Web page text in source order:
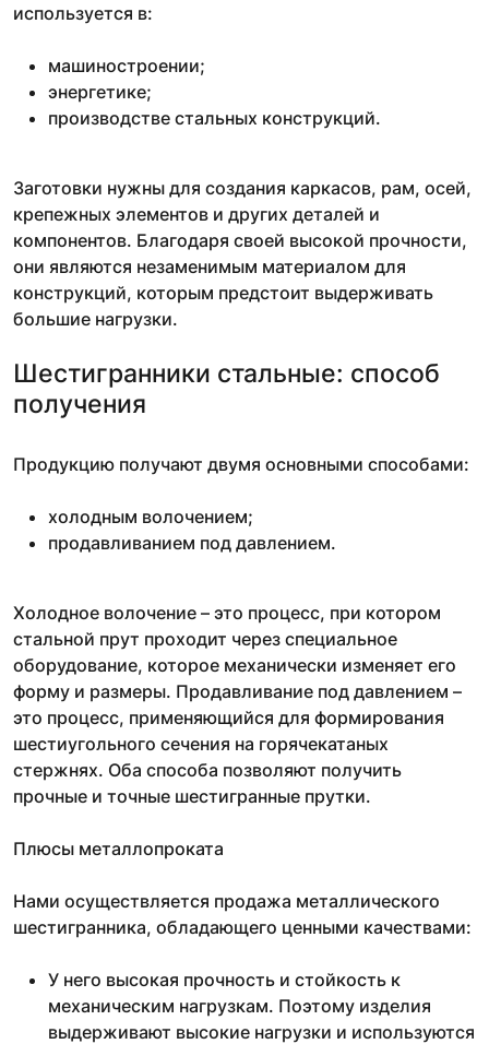
используется в:
машиностроении;
энергетике;
производстве стальных конструкций.
Заготовки нужны для создания каркасов, рам, осей,
крепежных элементов и других деталей и
компонентов. Благодаря своей высокой прочности,
они являются незаменимым материалом для
конструкций, которым предстоит выдерживать
большие нагрузки.
Шестигранники стальные: способ
получения
Продукцию получают двумя основными способами:
холодным волочением;
продавливанием под давлением.
Холодное волочение – это процесс, при котором
стальной прут проходит через специальное
оборудование, которое механически изменяет его
форму и размеры. Продавливание под давлением –
это процесс, применяющийся для формирования
шестиугольного сечения на горячекатаных
стержнях. Оба способа позволяют получить
прочные и точные шестигранные прутки.
Плюсы металлопроката
Нами осуществляется продажа металлического
шестигранника, обладающего ценными качествами:
У него высокая прочность и стойкость к
механическим нагрузкам. Поэтому изделия
выдерживают высокие нагрузки и используются